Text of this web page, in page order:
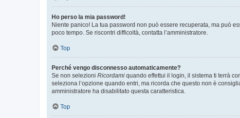
Ho perso la mia password!
Niente panico! La tua password non può essere recuperata, ma può
poco tempo. Se riscontri difficoltà, contatta l’amministratore.
Top
Perché vengo disconnesso automaticamente?
Se non selezioni Ricordami quando effettui il login, il sistema ti terrà
seleziona l’opzione quando entri, ma ricorda che questo non è
amministratore ha disabilitato questa caratteristica.
Top